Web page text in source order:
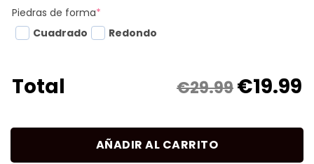
Piedras de forma*
Cuadrado
Redondo
Total €29.99€19.99
AÑADIR AL CARRITO